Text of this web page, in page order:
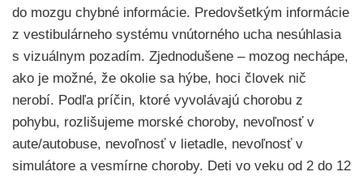
do mozgu chybné informácie. Predovšetkým informácie
z vestibulárneho systému vnútorného ucha nesúhlasia
s vizuálnym pozadím. Zjednodušene – mozog nechápe,
ako je možné, že okolie sa hýbe, hoci človek nič
nerobí. Podľa príčin, ktoré vyvolávajú chorobu z
pohybu, rozlišujeme morské choroby, nevoľnosť v
aute/autobuse, nevoľnosť v lietadle, nevoľnosť v
simulátore a vesmírne choroby. Deti vo veku od 2 do 12